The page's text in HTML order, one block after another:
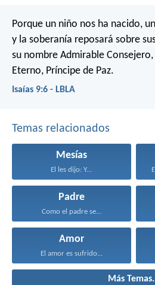
Porque un niño nos ha nacido,
y la soberanía reposará sobre
su nombre Admirable
Eterno, Príncipe de Paz.
Isaías 9:6 - LBLA
Temas relacionados
Mesías
El les dijo: Y...
Padre
Como el padre se...
Amor
El amor es sufrido...
Más